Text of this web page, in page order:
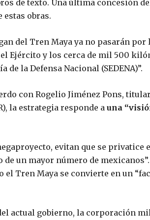
de texto. Una última concesión
obras.
del Tren Maya ya no pasarán por
Ejército y los cerca de mil 500
la Defensa Nacional (SEDENA)”.
con Rogelio Jiménez Pons,
la estrategia responde a una
evitan que se privatice
un mayor número de
Tren Maya se convierte en un
actual gobierno, la corporación